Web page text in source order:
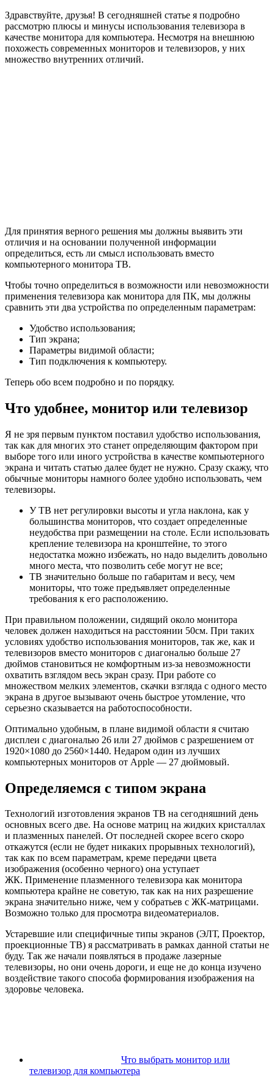
Здравствуйте, друзья! В сегодняшней статье я подробно
рассмотрю плюсы и минусы использования телевизора в
качестве монитора для компьютера. Несмотря на внешнюю
похожесть современных мониторов и телевизоров, у них
множество внутренних отличий.
Для принятия верного решения мы должны выявить эти
отличия и на основании полученной информации
определиться, есть ли смысл использовать вместо
компьютерного монитора ТВ.
Чтобы точно определиться в возможности или невозможности
применения телевизора как монитора для ПК, мы должны
сравнить эти два устройства по определенным параметрам:
Удобство использования;
Тип экрана;
Параметры видимой области;
Тип подключения к компьютеру.
Теперь обо всем подробно и по порядку.
Что удобнее, монитор или телевизор
Я не зря первым пунктом поставил удобство использования,
так как для многих это станет определяющим фактором при
выборе того или иного устройства в качестве компьютерного
экрана и читать статью далее будет не нужно. Сразу скажу, что
обычные мониторы намного более удобно использовать, чем
телевизоры.
У ТВ нет регулировки высоты и угла наклона, как у
большинства мониторов, что создает определенные
неудобства при размещении на столе. Если использовать
крепление телевизора на кронштейне, то этого
недостатка можно избежать, но надо выделить довольно
много места, что позволить себе могут не все;
ТВ значительно больше по габаритам и весу, чем
мониторы, что тоже предъявляет определенные
требования к его расположению.
При правильном положении, сидящий около монитора
человек должен находиться на расстоянии 50см. При таких
условиях удобство использования мониторов, так же, как и
телевизоров вместо мониторов с диагональю больше 27
дюймов становиться не комфортным из-за невозможности
охватить взглядом весь экран сразу. При работе со
множеством мелких элементов, скачки взгляда с одного место
экрана в другое вызывают очень быстрое утомление, что
серьезно сказывается на работоспособности.
Оптимально удобным, в плане видимой области я считаю
дисплеи с диагональю 26 или 27 дюймов с разрешением от
1920×1080 до 2560×1440. Недаром один из лучших
компьютерных мониторов от Apple — 27 дюймовый.
Определяемся с типом экрана
Технологий изготовления экранов ТВ на сегодняшний день
основных всего две. На основе матриц на жидких кристаллах
и плазменных панелей. От последней скорее всего скоро
откажутся (если не будет никаких прорывных технологий),
так как по всем параметрам, креме передачи цвета
изображения (особенно черного) она уступает
ЖК. Применение плазменного телевизора как монитора
компьютера крайне не советую, так как на них разрешение
экрана значительно ниже, чем у собратьев с ЖК-матрицами.
Возможно только для просмотра видеоматериалов.
Устаревшие или специфичные типы экранов (ЭЛТ, Проектор,
проекционные ТВ) я рассматривать в рамках данной статьи не
буду. Так же начали появляться в продаже лазерные
телевизоры, но они очень дороги, и еще не до конца изучено
воздействие такого способа формирования изображения на
здоровье человека.
Что выбрать монитор или
телевизор для компьютера